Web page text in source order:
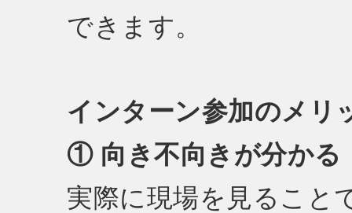
できます。
インターン参加のメリ
① 向き不向きが分かる
実際に現場を見ること